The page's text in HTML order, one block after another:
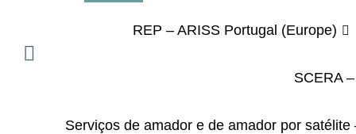
REP – ARISS Portugal (Europe)
SCERA
Serviços de amador e de amador por